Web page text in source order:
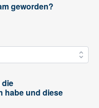
geworden?
habe und diese